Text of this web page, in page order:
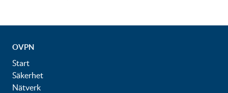
OVPN
Start
Säkerhet
Nätverk